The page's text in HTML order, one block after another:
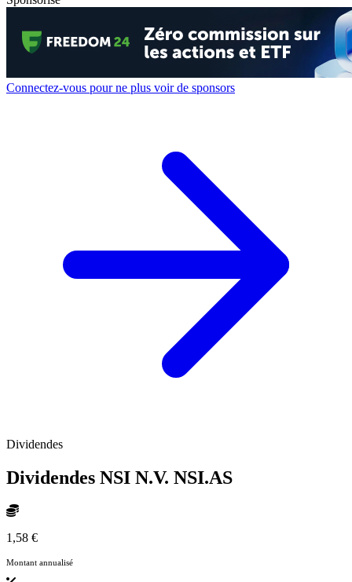
Connectez-vous pour ne plus voir de sponsors
Dividendes
Dividendes NSI N.V. NSI.AS
1,58 €
Montant annualisé